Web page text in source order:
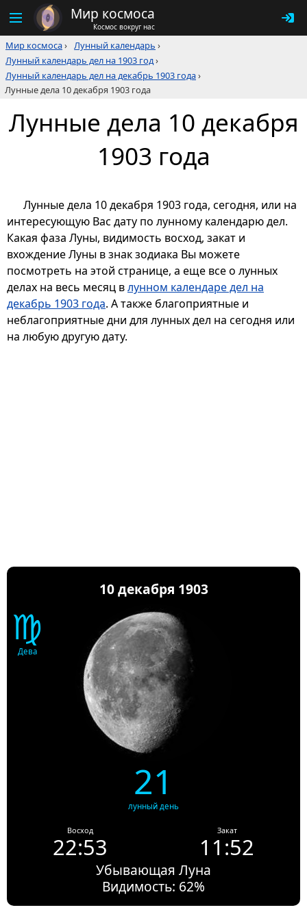
Мир космоса
Космос вокруг нас
Мир космоса› Лунный календарь ›
Лунный календарь дел на 1903 год›
Лунный календарь дел на декабрь 1903 года›
Лунные дела 10 декабря 1903 года
Лунные дела 10 декабря
1903 года
Лунные дела 10 декабря 1903 года, сегодня, или на
интересующую Вас дату по лунному календарю дел.
Какая фаза Луны, видимость восход, закат и
вхождение Луны в знак зодиака Вы можете
посмотреть на этой странице, а еще все о лунных
делах на весь месяц влунном календаре дел на
декабрь 1903 года. А также благоприятные и
неблагоприятные дни для лунных дел на сегодня или
на любую другую дату.
10 декабря 1903
♍
Дева
21
лунный день
Восход
22:53
Закат
11:52
Убывающая Луна
Видимость: 62%